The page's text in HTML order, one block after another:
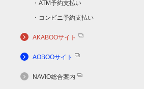
ATM予約支払い
コンビニ予約支払い
AKABOOサイト
AOBOOサイト
NAVIO総合案内